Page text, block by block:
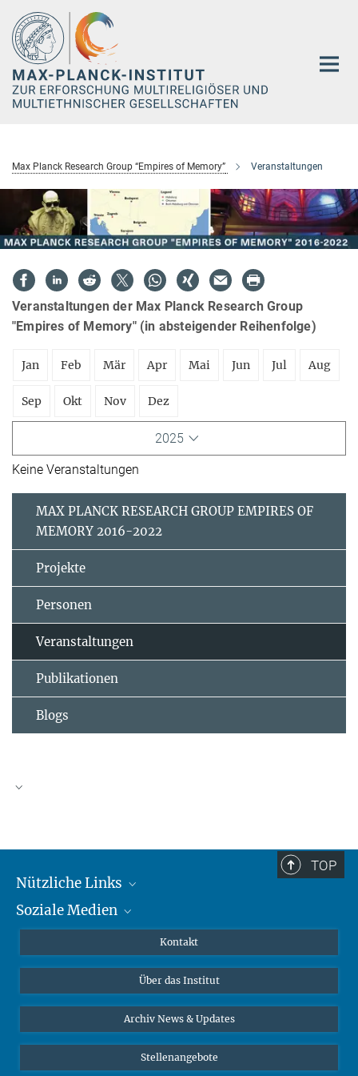
Hauptinhalt
Max Planck Research Group “Empires of Memory” Veranstaltungen
Veranstaltungen der Max Planck Research Group
"Empires of Memory" (in absteigender Reihenfolge)
Jan Feb Mär Apr Mai Jun Jul Aug
Sep Okt Nov Dez
2025
Keine Veranstaltungen
MAX PLANCK RESEARCH GROUP EMPIRES OF
MEMORY 2016-2022
Projekte
Personen
Veranstaltungen
Publikationen
Blogs
Dr. Jeremy F. Walton, Forschungsgruppenleiter
TOP
Nützliche Links
MMG Alumni Corner
Online-Vorträge
Interviews zum Thema "Diversity"
Soziale Medien
Bluesky
Kontakt
Über das Institut
Archiv News & Updates
Stellenangebote